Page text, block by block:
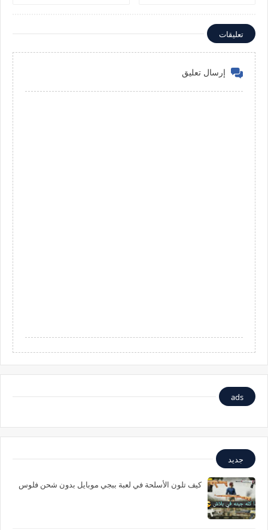
تعليقات
إرسال تعليق
ads
جديد
كيف تلون الأسلحة في لعبة ببجي موبايل بدون شحن فلوس